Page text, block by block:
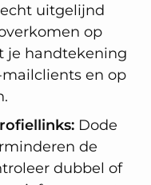
uitgelijnd
op
je handtekening
en op
Dode
de
dubbel of